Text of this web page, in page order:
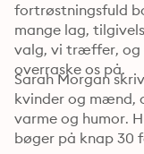
fortrøstningsfuld
mange lag,
valg, vi træffer, og
overraske os på.
Sarah Morgan
kvinder og mænd,
varme og humor.
bøger på knap 30